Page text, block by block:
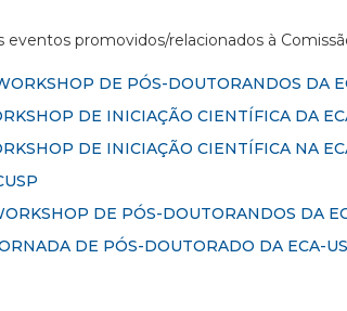
eventos promovidos/relacionados à
DE PÓS-DOUTORANDOS DA
DE INICIAÇÃO CIENTÍFICA DA
DE INICIAÇÃO CIENTÍFICA NA
DE PÓS-DOUTORANDOS DA
DE PÓS-DOUTORADO DA ECA-